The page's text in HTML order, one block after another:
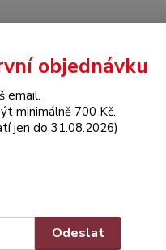
objednávku
email.
minimálně 700 Kč.
jen do 31.08.2026)
Odeslat